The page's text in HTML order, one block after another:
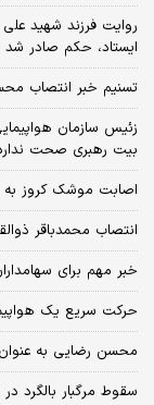
روایت فرزند شهید علی
ایستاد، حکم صادر
تسنیم خبر انتصاب
بیت رهبری صحت
اصابت موشک کروز
انتصاب محمدباقر
خبر مهم برای
حرکت سریع یک
محسن رضایی به
سقوط مرگبار بالگرد در این